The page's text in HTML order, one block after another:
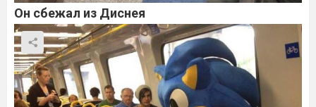
Он сбежал из Диснея